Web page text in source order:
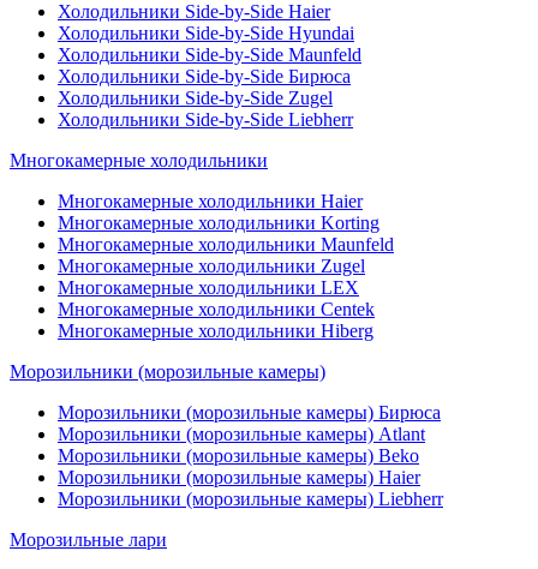
Холодильники Side-by-Side Haier
Холодильники Side-by-Side Hyundai
Холодильники Side-by-Side Maunfeld
Холодильники Side-by-Side Бирюса
Холодильники Side-by-Side Zugel
Холодильники Side-by-Side Liebherr
Многокамерные холодильники
Многокамерные холодильники Haier
Многокамерные холодильники Korting
Многокамерные холодильники Maunfeld
Многокамерные холодильники Zugel
Многокамерные холодильники LEX
Многокамерные холодильники Centek
Многокамерные холодильники Hiberg
Морозильники (морозильные камеры)
Морозильники (морозильные камеры) Бирюса
Морозильники (морозильные камеры) Atlant
Морозильники (морозильные камеры) Beko
Морозильники (морозильные камеры) Haier
Морозильники (морозильные камеры) Liebherr
Морозильные лари